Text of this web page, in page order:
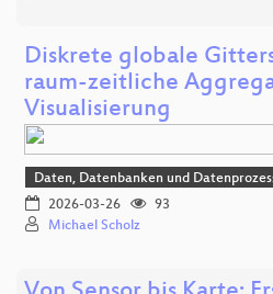
Diskrete globale
raum-zeitliche
Visualisierung
Daten, Datenbanken und
2026-03-26
93
Michael Scholz